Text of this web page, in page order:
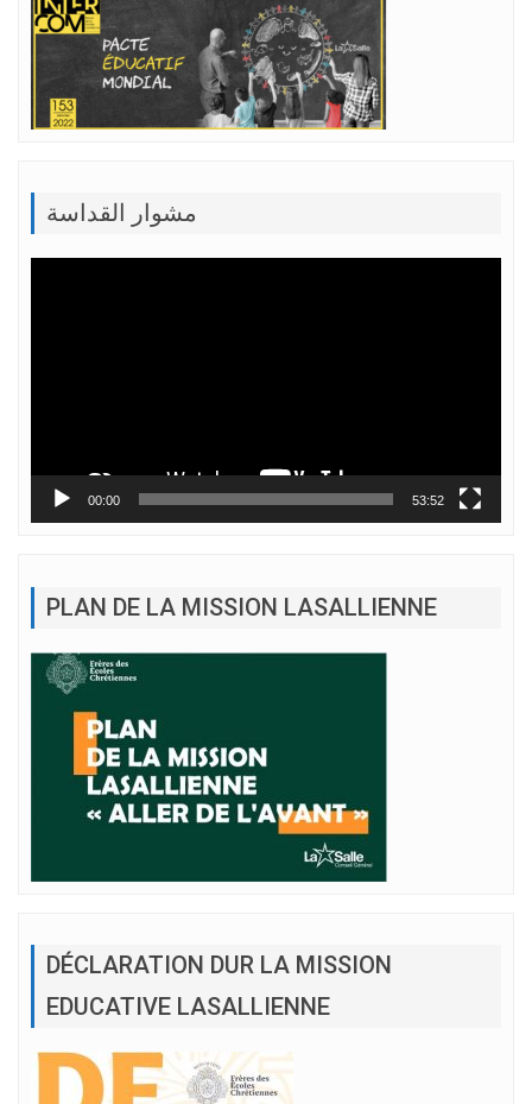
مشوار القداسة
00:00 53:52
PLAN DE LA MISSION LASALLIENNE
DÉCLARATION DUR LA MISSION
EDUCATIVE LASALLIENNE